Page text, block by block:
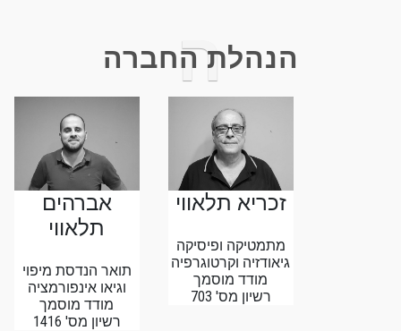
ה
הנהלת החברה
זכריא תלאווי
מתמטיקה ופיסיקה
גיאודזיה וקרטוגרפיה
מודד מוסמך
רשיון מס' 703
אברהים
תלאווי
תואר הנדסת מיפוי
וגיאו אינפורמציה
מודד מוסמך
רשיון מס' 1416